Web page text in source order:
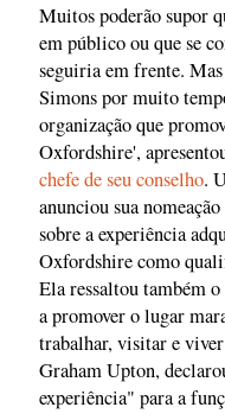
Muitos poderão supor
em público ou que se
seguiria em frente.
Simons por muito
organização que
Oxfordshire',
chefe de seu conselho.
anunciou sua
sobre a experiência
Oxfordshire como
Ela ressaltou também
a promover o lugar
trabalhar, visitar e
Graham Upton,
experiência" para a